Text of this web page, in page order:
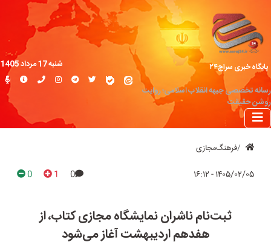
پایگاه خبری سراج۲۴
رسانه تخصصی جبهه انقلاب اسلامی؛ روایت
روشن حقیقت
شنبه 17 مرداد 1405
فرهنگ‌مجازی
۱۴۰۵/۰۲/۰۵ - ۱۶:۱۲ 0
1
0
ثبت‌نام ناشران نمایشگاه مجازی کتاب، از
هفدهم اردیبهشت آغاز می‌شود